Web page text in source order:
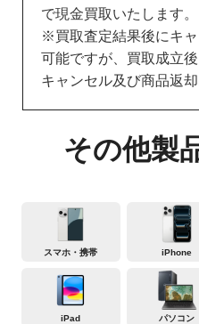
で現金買取いたします。
※買取査定結果後にキ
可能ですが、買取成立
キャンセル及び商品返却
その他製
スマホ・携帯 iPhone
iPad パソコン